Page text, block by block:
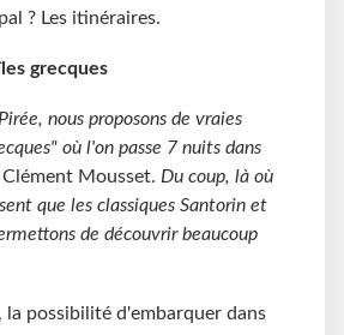
? Les itinéraires.
grecques
nous proposons de vraies
où l'on passe 7 nuits dans
Mousset. Du coup, là où
que les classiques Santorin et
de découvrir beaucoup
possibilité d'embarquer dans